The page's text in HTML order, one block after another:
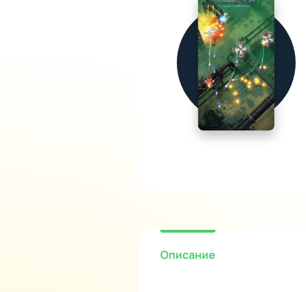
Описание